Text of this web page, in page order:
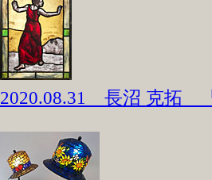
2020.08.31 長沼 克拓